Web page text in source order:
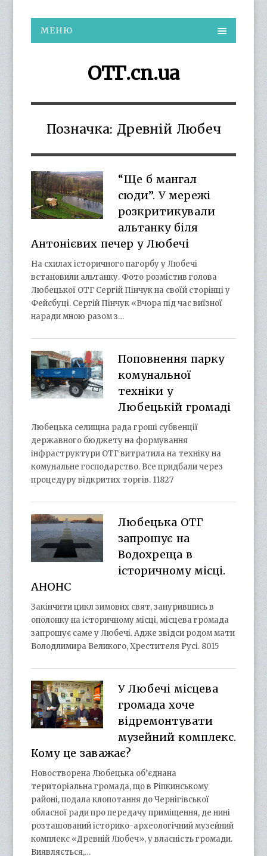
МЕНЮ
ОТГ.cn.ua
Позначка: Древній Любеч
“Ще б мангал
сюди”. У мережі
розкритикували
альтанку біля
Антонієвих печер у Любечі
На схилах історичного пагорбу у Любечі
встановили альтанку. Фото розмістив голова
Любецької ОТГ Сергій Пінчук на своїй сторінці у
Фейсбуці. Сергій Пінчук «Вчора під час виїзної
наради мною разом з…
Поповнення парку
комунальної
техніки у
Любецькій громаді
Любецька селищна рада гроші субвенції
державного бюджету на формування
інфраструктури ОТГ витратила на техніку на
комунальне господарство. Все придбали через
процедуру відкритих торгів. 11827
Любецька ОТГ
запрошує на
Водохреща в
історичному місці.
АНОНС
Закінчити цикл зимових свят, занурившись в
ополонку на історичному місці, місцева громада
запрошує саме у Любечі. Адже звідси родом мати
Володлимира Великого, Хрестителя Русі. 8015
У Любечі місцева
громада хоче
відремонтувати
музейний комплекс.
Кому це заважає?
Новостворена Любецька об’єднана
територіальна громада, що в Ріпкинському
районі, подала клопотання до Чернігівської
обласної ради про передачу приміщення, де нині
розташований історико-археологічний музейний
комплекс «Древній Любеч», у власність громади.
Виявляється,…